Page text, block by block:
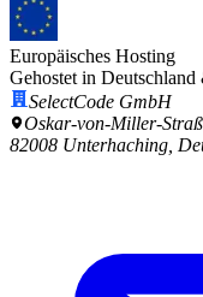
Europäisches Hosting
Gehostet in
SelectCode GmbH
Oskar-von-Miller-
82008 Unterhaching,